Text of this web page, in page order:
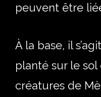
peuvent être
À la base, il
planté sur le sol
créatures de